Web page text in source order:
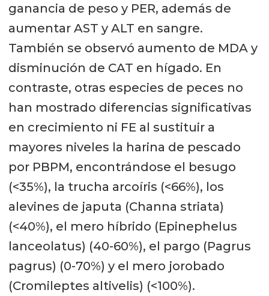
ganancia de peso y PER, además de
aumentar AST y ALT en sangre.
También se observó aumento de MDA y
disminución de CAT en hígado. En
contraste, otras especies de peces no
han mostrado diferencias significativas
en crecimiento ni FE al sustituir a
mayores niveles la harina de pescado
por PBPM, encontrándose el besugo
(<35%), la trucha arcoíris (<66%), los
alevines de japuta (Channa striata)
(<40%), el mero híbrido (Epinephelus
lanceolatus) (40-60%), el pargo (Pagrus
pagrus) (0-70%) y el mero jorobado
(Cromileptes altivelis) (<100%).